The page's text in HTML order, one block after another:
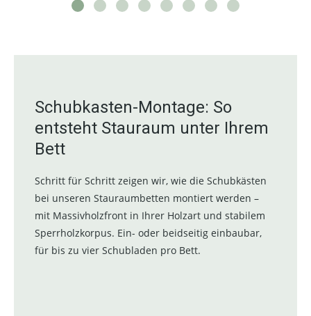
Schubkasten-Montage: So
entsteht Stauraum unter Ihrem
Bett
Schritt für Schritt zeigen wir, wie die Schubkästen
bei unseren Stauraumbetten montiert werden –
mit Massivholzfront in Ihrer Holzart und stabilem
Sperrholzkorpus. Ein- oder beidseitig einbaubar,
für bis zu vier Schubladen pro Bett.